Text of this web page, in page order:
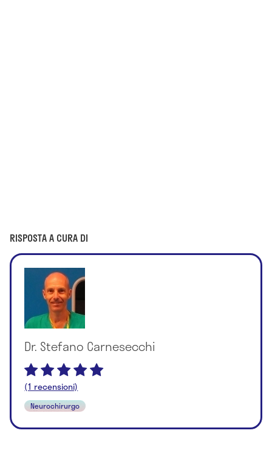
RISPOSTA A CURA DI
Dr. Stefano Carnesecchi
(1 recensioni)
Neurochirurgo